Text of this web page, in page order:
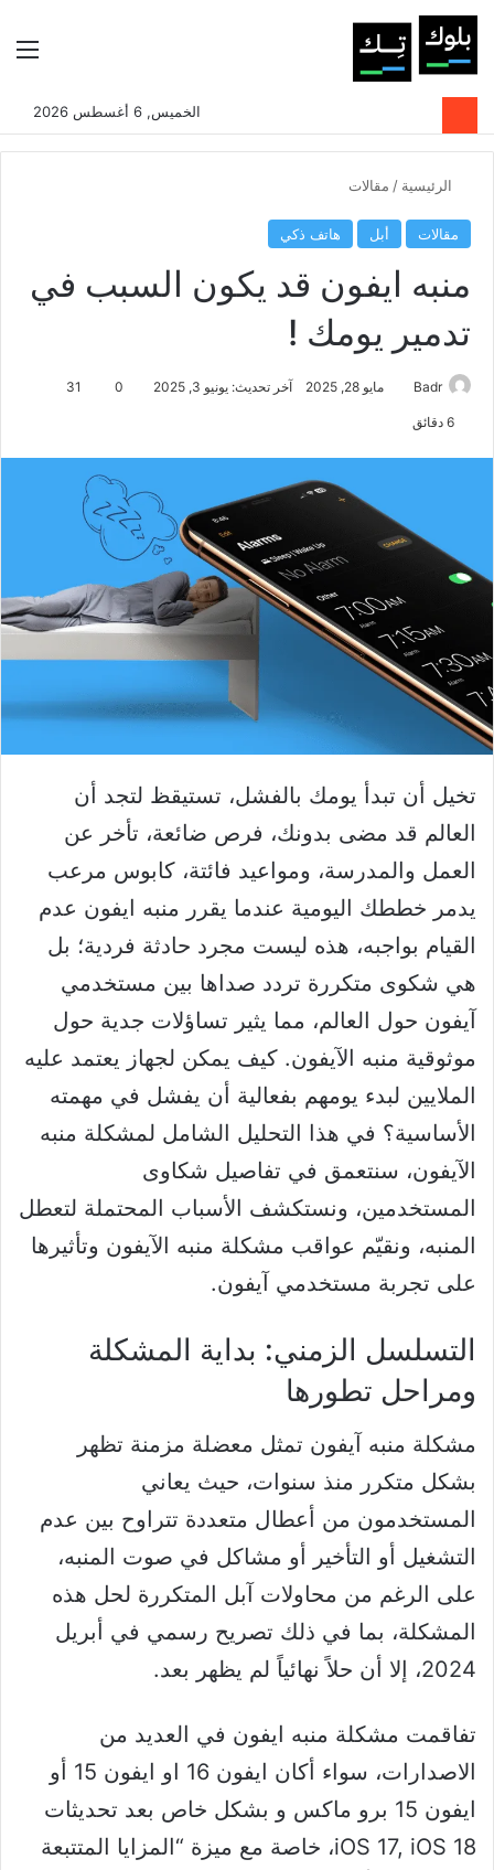
بحثالوضع
الخميس, 6 أغسطس 2026
الرئيسية / مقالات
مقالات أبل هاتف ذكي
منبه ايفون قد يكون السبب في
تدمير يومك !
Badr مايو 28, 2025 آخر تحديث: يونيو 3, 2025 0
31
تخيل أن تبدأ يومك بالفشل، تستيقظ لتجد أن
العالم قد مضى بدونك، فرص ضائعة، تأخر عن
العمل والمدرسة، ومواعيد فائتة، كابوس مرعب
يدمر خططك اليومية عندما يقرر منبه ايفون عدم
القيام بواجبه، هذه ليست مجرد حادثة فردية؛ بل
هي شكوى متكررة تردد صداها بين مستخدمي
آيفون حول العالم، مما يثير تساؤلات جدية حول
موثوقية منبه الآيفون. كيف يمكن لجهاز يعتمد عليه
الملايين لبدء يومهم بفعالية أن يفشل في مهمته
الأساسية؟ في هذا التحليل الشامل لمشكلة منبه
الآيفون، سنتعمق في تفاصيل شكاوى
المستخدمين، ونستكشف الأسباب المحتملة لتعطل
المنبه، ونقيّم عواقب مشكلة منبه الآيفون وتأثيرها
على تجربة مستخدمي آيفون.
التسلسل الزمني: بداية المشكلة
ومراحل تطورها
مشكلة منبه آيفون تمثل معضلة مزمنة تظهر
بشكل متكرر منذ سنوات، حيث يعاني
المستخدمون من أعطال متعددة تتراوح بين عدم
التشغيل أو التأخير أو مشاكل في صوت المنبه،
على الرغم من محاولات آبل المتكررة لحل هذه
المشكلة، بما في ذلك تصريح رسمي في أبريل
2024، إلا أن حلاً نهائياً لم يظهر بعد.
تفاقمت مشكلة منبه ايفون في العديد من
الاصدارات، سواء أكان ايفون 16 او ايفون 15 أو
ايفون 15 برو ماكس و بشكل خاص بعد تحديثات
iOS 17, iOS 18، خاصة مع ميزة “المزايا المتتبعة